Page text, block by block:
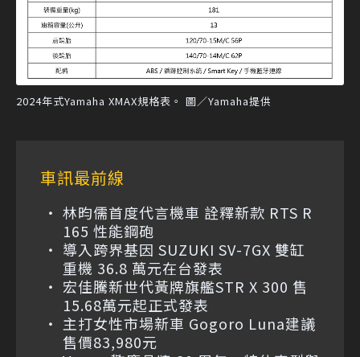
2024年式Yamaha XMAX規格表。 圖／Yamaha提供
車訊最前線
林昀儒首度代言機車 詮釋新款 RTS R
165 性能鋼砲
導入跨界基因 SUZUKI SV-7GX 雙缸
重機 36.8 萬元在台發表
宏佳騰新世代黃牌旗艦STR X 300 售
15.68萬元起正式發表
主打女性市場新車 Gogoro Luna建議
售價83,980元